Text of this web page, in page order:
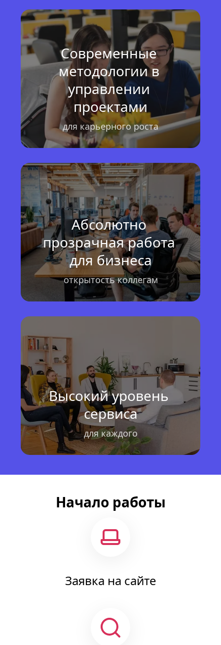
Современные
методологии в
управлении
проектами
для карьерного роста
Абсолютно
прозрачная работа
для бизнеса
открытость коллегам
Высокий уровень
сервиса
для каждого
Начало работы
Заявка на сайте